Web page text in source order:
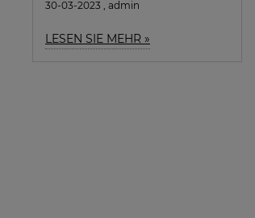
30-03-2023 , admin
LESEN SIE MEHR »